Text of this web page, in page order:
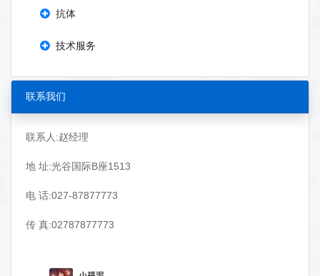
抗体
技术服务
联系我们
联系人:赵经理
地 址:光谷国际B座1513
电 话:027-87877773
传 真:02787877773